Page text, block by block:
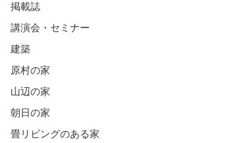
掲載誌
講演会・セミナー
建築
原村の家
山辺の家
朝日の家
畳リビングのある家